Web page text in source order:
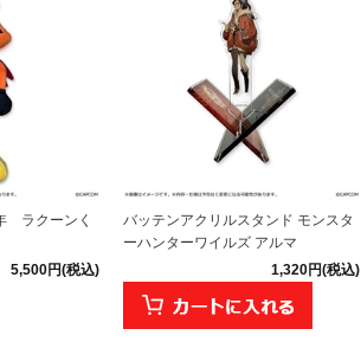
ラクーンく
5,500円(税込)
バッテンアクリルスタンド モンスタ
ーハンターワイルズ アルマ
1,320円(税込)